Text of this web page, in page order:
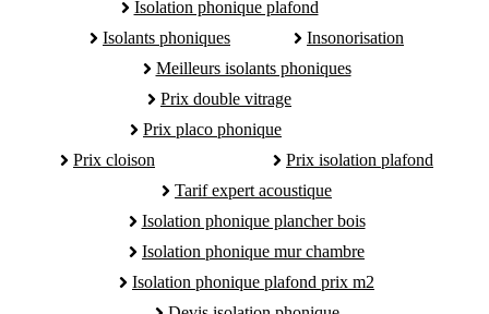
Isolation phonique plafond
Isolants phoniques
Insonorisation
Meilleurs isolants phoniques
Prix double vitrage
Prix placo phonique
Prix cloison
Prix isolation plafond
Tarif expert acoustique
Isolation phonique plancher bois
Isolation phonique mur chambre
Isolation phonique plafond prix m2